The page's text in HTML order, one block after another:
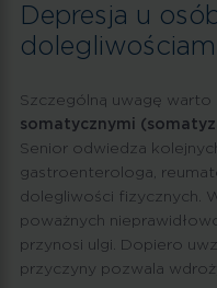
Depresja u
Szczególną uwagę warto
somatycznymi
Senior odwiedza
gastroenterologa,
dolegliwości fizycznych.
poważnych
przynosi ulgi. Dopiero
przyczyny pozwala